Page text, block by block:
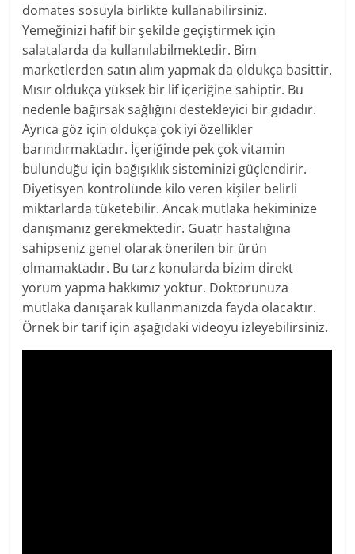
domates sosuyla birlikte kullanabilirsiniz.
Yemeğinizi hafif bir şekilde geçiştirmek için
salatalarda da kullanılabilmektedir. Bim
marketlerden satın alım yapmak da oldukça basittir.
Mısır oldukça yüksek bir lif içeriğine sahiptir. Bu
nedenle bağırsak sağlığını destekleyici bir gıdadır.
Ayrıca göz için oldukça çok iyi özellikler
barındırmaktadır. İçeriğinde pek çok vitamin
bulunduğu için bağışıklık sisteminizi güçlendirir.
Diyetisyen kontrolünde kilo veren kişiler belirli
miktarlarda tüketebilir. Ancak mutlaka hekiminize
danışmanız gerekmektedir. Guatr hastalığına
sahipseniz genel olarak önerilen bir ürün
olmamaktadır. Bu tarz konularda bizim direkt
yorum yapma hakkımız yoktur. Doktorunuza
mutlaka danışarak kullanmanızda fayda olacaktır.
Örnek bir tarif için aşağıdaki videoyu izleyebilirsiniz.